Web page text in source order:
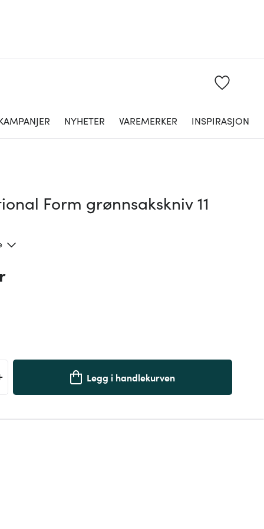
NYHETER VAREMERKER INSPIRASJON
Form grønnsakskniv 11
Legg i handlekurven